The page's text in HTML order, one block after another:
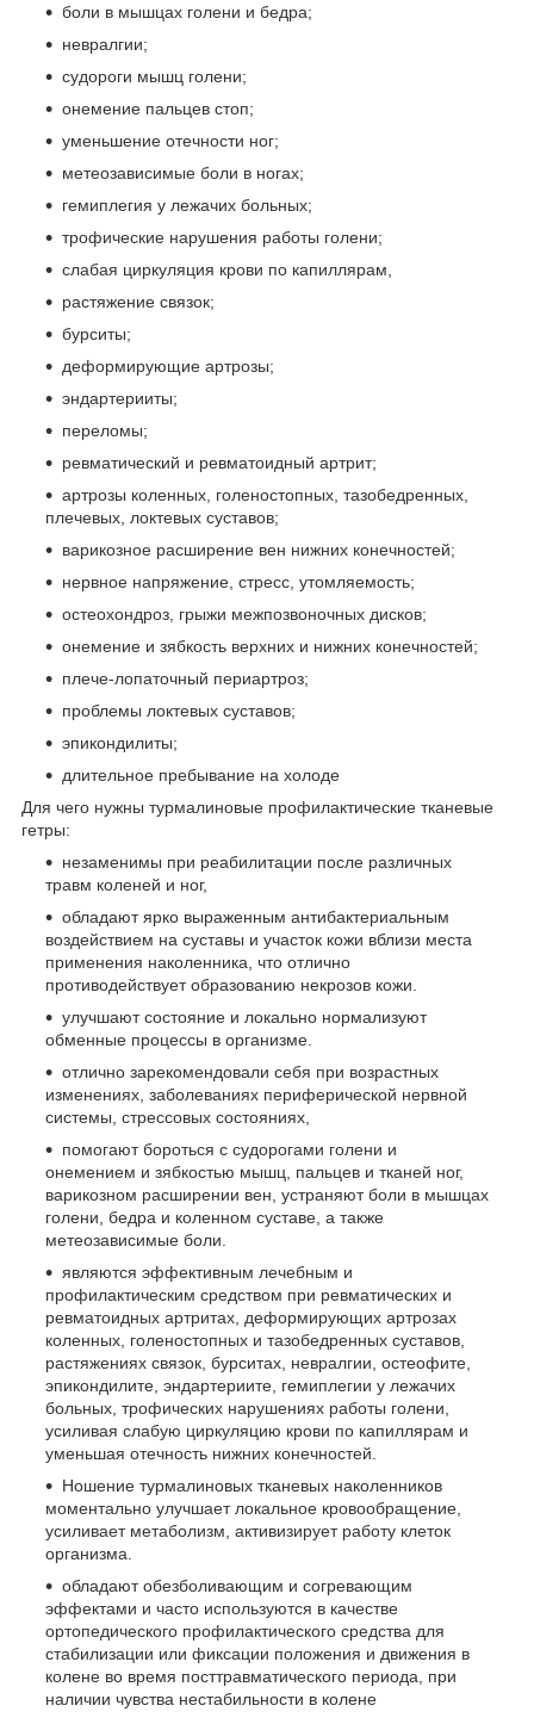
боли в мышцах голени и бедра;
невралгии;
судороги мышц голени;
онемение пальцев стоп;
уменьшение отечности ног;
метеозависимые боли в ногах;
гемиплегия у лежачих больных;
трофические нарушения работы голени;
слабая циркуляция крови по капиллярам,
растяжение связок;
бурситы;
деформирующие артрозы;
эндартерииты;
переломы;
ревматический и ревматоидный артрит;
артрозы коленных, голеностопных, тазобедренных,
плечевых, локтевых суставов;
варикозное расширение вен нижних конечностей;
нервное напряжение, стресс, утомляемость;
остеохондроз, грыжи межпозвоночных дисков;
онемение и зябкость верхних и нижних конечностей;
плече-лопаточный периартроз;
проблемы локтевых суставов;
эпикондилиты;
длительное пребывание на холоде
Для чего нужны турмалиновые профилактические тканевые
гетры:
незаменимы при реабилитации после различных
травм коленей и ног,
обладают ярко выраженным антибактериальным
воздействием на суставы и участок кожи вблизи места
применения наколенника, что отлично
противодействует образованию некрозов кожи.
улучшают состояние и локально нормализуют
обменные процессы в организме.
отлично зарекомендовали себя при возрастных
изменениях, заболеваниях периферической нервной
системы, стрессовых состояниях,
помогают бороться с судорогами голени и
онемением и зябкостью мышц, пальцев и тканей ног,
варикозном расширении вен, устраняют боли в мышцах
голени, бедра и коленном суставе, а также
метеозависимые боли.
являются эффективным лечебным и
профилактическим средством при ревматических и
ревматоидных артритах, деформирующих артрозах
коленных, голеностопных и тазобедренных суставов,
растяжениях связок, бурситах, невралгии, остеофите,
эпикондилите, эндартериите, гемиплегии у лежачих
больных, трофических нарушениях работы голени,
усиливая слабую циркуляцию крови по капиллярам и
уменьшая отечность нижних конечностей.
Ношение турмалиновых тканевых наколенников
моментально улучшает локальное кровообращение,
усиливает метаболизм, активизирует работу клеток
организма.
обладают обезболивающим и согревающим
эффектами и часто используются в качестве
ортопедического профилактического средства для
стабилизации или фиксации положения и движения в
колене во время посттравматического периода, при
наличии чувства нестабильности в колене